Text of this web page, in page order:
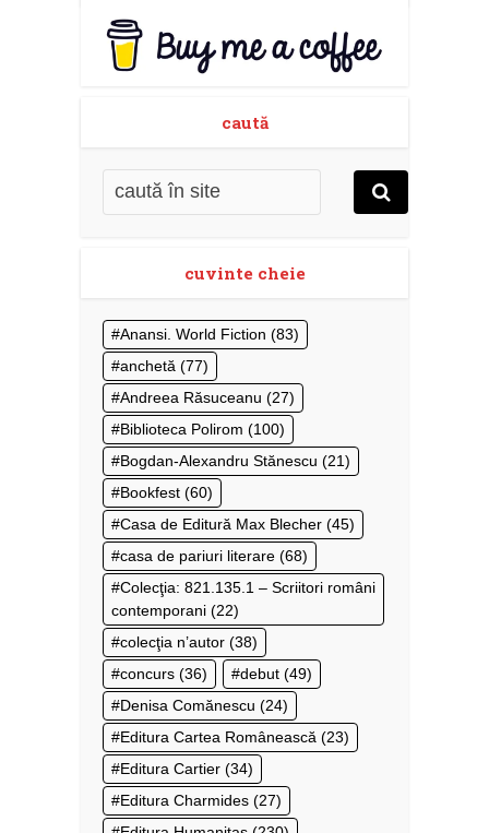
caută
cuvinte cheie
Anansi. World Fiction (83)
anchetă (77)
Andreea Răsuceanu (27)
Biblioteca Polirom (100)
Bogdan-Alexandru Stănescu (21)
Bookfest (60)
Casa de Editură Max Blecher (45)
casa de pariuri literare (68)
Colecţia: 821.135.1 – Scriitori români
contemporani (22)
colecţia n’autor (38)
concurs (36) debut (49)
Denisa Comănescu (24)
Editura Cartea Românească (23)
Editura Cartier (34)
Editura Charmides (27)